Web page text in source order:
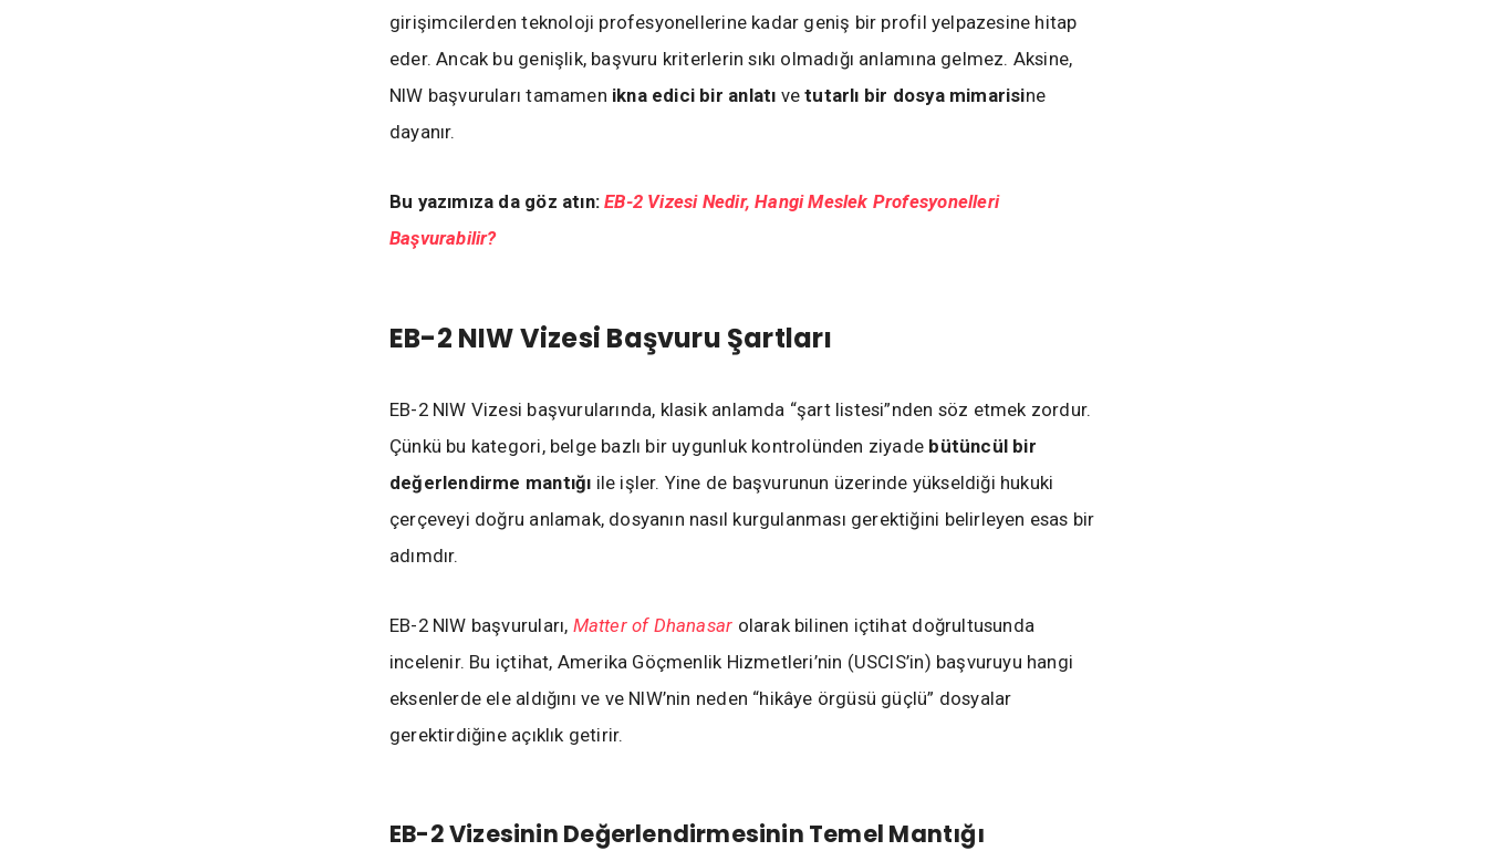
girişimcilerden teknoloji profesyonellerine kadar geniş bir profil yelpazesine hitap
eder. Ancak bu genişlik, başvuru kriterlerin sıkı olmadığı anlamına gelmez. Aksine,
NIW başvuruları tamamen ikna edici bir anlatı vetutarlı bir dosya mimarisine
dayanır.
Bu yazımıza da göz atın: EB-2 Vizesi Nedir, Hangi Meslek Profesyonelleri
Başvurabilir?
EB-2 NIW Vizesi Başvuru Şartları
EB-2 NIW Vizesi başvurularında, klasik anlamda “şart listesi”nden söz etmek zordur.
Çünkü bu kategori, belge bazlı bir uygunluk kontrolünden ziyade bütüncül bir
değerlendirme mantığı ile işler. Yine de başvurunun üzerinde yükseldiği hukuki
çerçeveyi doğru anlamak, dosyanın nasıl kurgulanması gerektiğini belirleyen esas bir
adımdır.
EB-2 NIW başvuruları, Matter of Dhanasar olarak bilinen içtihat doğrultusunda
incelenir. Bu içtihat, Amerika Göçmenlik Hizmetleri’nin (USCIS’in) başvuruyu hangi
eksenlerde ele aldığını ve ve NIW’nin neden “hikâye örgüsü güçlü” dosyalar
gerektirdiğine açıklık getirir.
EB-2 Vizesinin Değerlendirmesinin Temel Mantığı